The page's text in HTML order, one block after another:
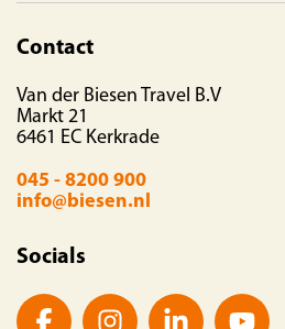
Contact
Van der Biesen Travel B.V
Markt 21
6461 EC Kerkrade
045 - 8200 900
info@biesen.nl
Socials